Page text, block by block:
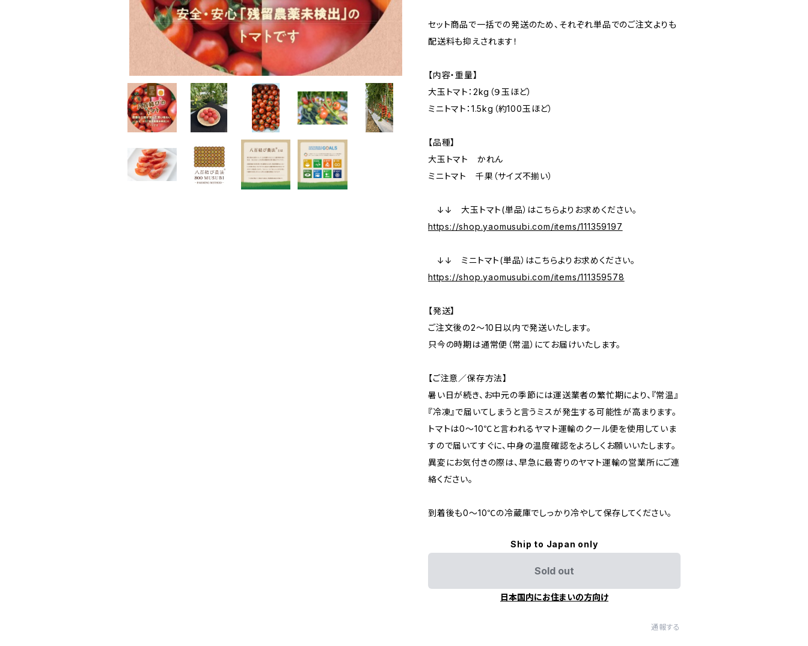
セット商品で一括での発送のため、それぞれ単品でのご注文よりも
配送料も抑えされます！
【内容・重量】
大玉トマト：2kg（９玉ほど）
ミニトマト：1.5kg（約100玉ほど）
【品種】
大玉トマト かれん
ミニトマト 千果（サイズ不揃い）
↓↓ 大玉トマト(単品）はこちらよりお求めください。
https://shop.yaomusubi.com/items/111359197
↓↓ ミニトマト(単品）はこちらよりお求めください。
https://shop.yaomusubi.com/items/111359578
【発送】
ご注文後の2〜10日以内で発送いたします。
只今の時期は通常便（常温）にてお届けいたします。
【ご注意／保存方法】
暑い日が続き、お中元の季節には運送業者の繁忙期により、『常温』
『冷凍』で届いてしまうと言うミスが発生する可能性が高まります。
トマトは0〜10℃と言われるヤマト運輸のクール便を使用していま
すので届いてすぐに、中身の温度確認をよろしくお願いいたします。
異変にお気付きの際は、早急に最寄りのヤマト運輸の営業所にご連
絡ください。
到着後も0〜10℃の冷蔵庫でしっかり冷やして保存してください。
Ship to Japan only
Sold out
日本国内にお住まいの方向け
通報する